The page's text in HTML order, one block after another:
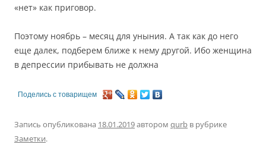
«нет» как приговор.
Поэтому ноябрь – месяц для уныния. А так как до него
еще далек, подберем ближе к нему другой. Ибо женщина
в депрессии прибывать не должна
Поделись с товарищем
Запись опубликована 18.01.2019автором qurb в рубрике
Заметки.